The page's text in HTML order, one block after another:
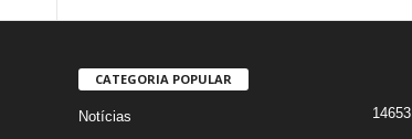
CATEGORIA POPULAR
Notícias
14653